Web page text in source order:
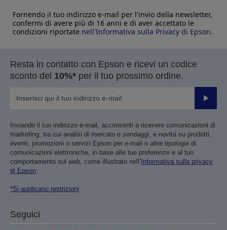
Fornendo il tuo indirizzo e-mail per l'invio della newsletter,
confermi di avere più di 16 anni e di aver accettato le
condizioni riportate nell'Informativa sulla Privacy di Epson.
Resta in contatto con Epson e ricevi un codice
sconto del 10%* per il tuo prossimo ordine.
Invia
Inviando il tuo indirizzo e-mail, acconsenti a ricevere comunicazioni di
marketing, tra cui analisi di mercato e sondaggi, e novità su prodotti,
eventi, promozioni o servizi Epson per e-mail o altre tipologie di
comunicazioni elettroniche, in base alle tue preferenze e al tuo
comportamento sul web, come illustrato nell’ Informativa sulla privacy
di Epson.
*Si applicano restrizioni
Seguici